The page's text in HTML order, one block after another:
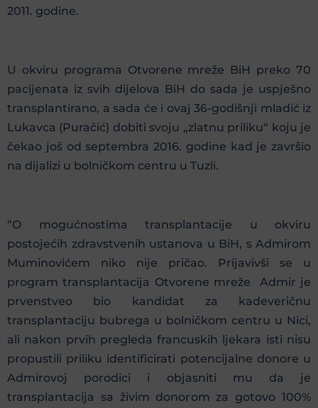
2011. godine.
U okviru programa Otvorene mreže BiH preko 70
pacijenata iz svih dijelova BiH do sada je uspješno
transplantirano, a sada će i ovaj 36-godišnji mladić iz
Lukavca (Puračić) dobiti svoju „zlatnu priliku“ koju je
čekao još od septembra 2016. godine kad je završio
na dijalizi u bolničkom centru u Tuzli.
“O mogućnostima transplantacije u okviru
postojećih zdravstvenih ustanova u BiH, s Admirom
Muminovićem niko nije pričao. Prijavivši se u
program transplantacija Otvorene mreže Admir je
prvenstveo bio kandidat za kadeveričnu
transplantaciju bubrega u bolničkom centru u Nici,
ali nakon prvih pregleda francuskih ljekara isti nisu
propustili priliku identificirati potencijalne donore u
Admirovoj porodici i objasniti mu da je
transplantacija sa živim donorom za gotovo 100%